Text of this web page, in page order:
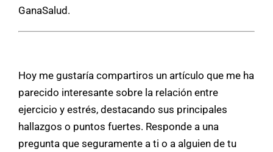
GanaSalud.
Hoy me gustaría compartiros un artículo que me ha
parecido interesante sobre la relación entre
ejercicio y estrés, destacando sus principales
hallazgos o puntos fuertes. Responde a una
pregunta que seguramente a ti o a alguien de tu